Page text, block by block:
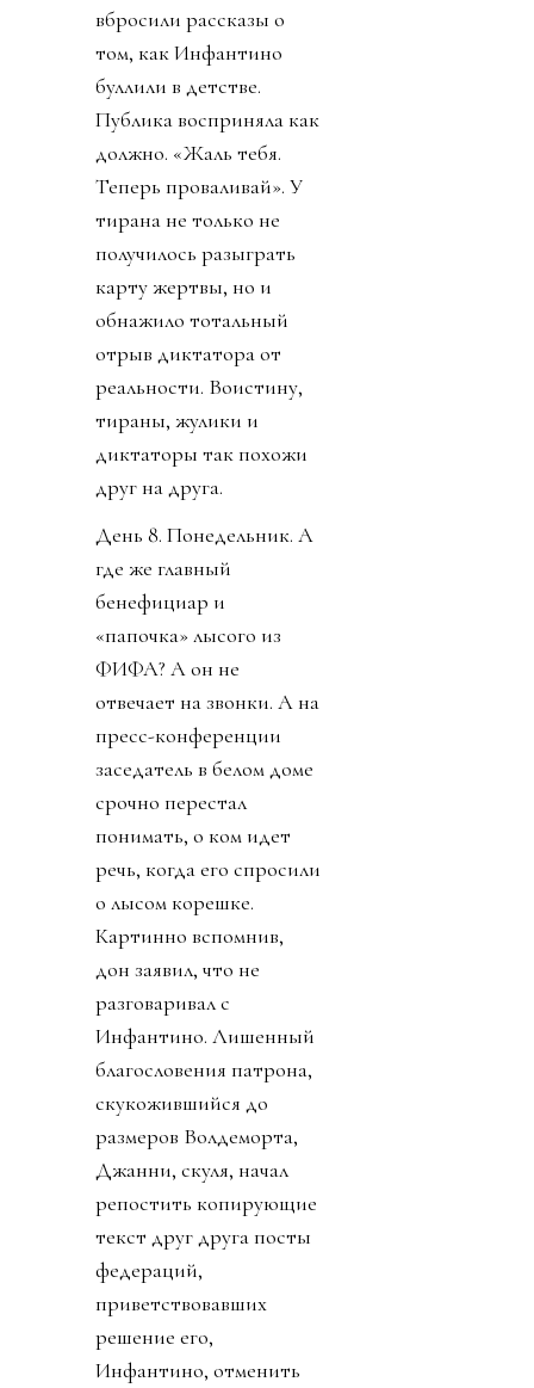
вбросили рассказы о
том, как Инфантино
буллили в детстве.
Публика восприняла как
должно. «Жаль тебя.
Теперь проваливай». У
тирана не только не
получилось разыграть
карту жертвы, но и
обнажило тотальный
отрыв диктатора от
реальности. Воистину,
тираны, жулики и
диктаторы так похожи
друг на друга.
День 8. Понедельник. А
где же главный
бенефициар и
«папочка» лысого из
ФИФА? А он не
отвечает на звонки. А на
пресс-конференции
заседатель в белом доме
срочно перестал
понимать, о ком идет
речь, когда его спросили
о лысом корешке.
Картинно вспомнив,
дон заявил, что не
разговаривал с
Инфантино. Лишенный
благословения патрона,
скукожившийся до
размеров Волдеморта,
Джанни, скуля, начал
репостить копирующие
текст друг друга посты
федераций,
приветствовавших
решение его,
Инфантино, отменить